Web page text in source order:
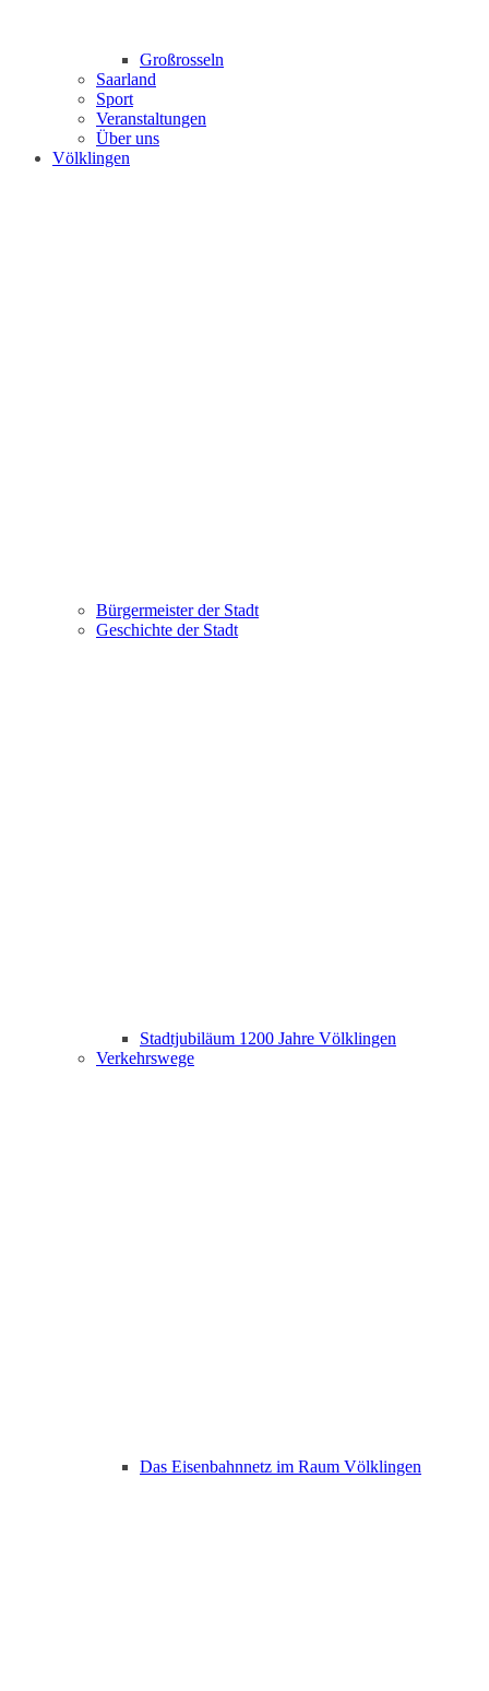
Großrosseln
Saarland
Sport
Veranstaltungen
Über uns
Völklingen
Bürgermeister der Stadt
Geschichte der Stadt
Stadtjubiläum 1200 Jahre Völklingen
Verkehrswege
Das Eisenbahnnetz im Raum Völklingen